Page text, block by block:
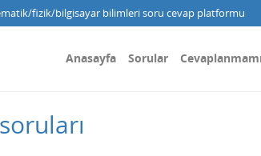
fizik/bilgisayar bilimleri soru cevap platformu
Anasayfa Sorular